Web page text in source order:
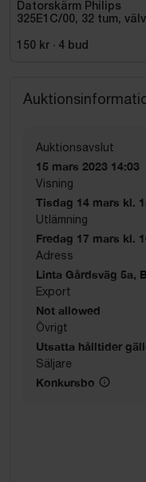
Datorskärm Philips
325E1C/00, 32 tum,
150 kr · 4 bud
Auktionsavslut
15 mars 2023 14:03
Visning
Tisdag 14 mars kl.
Utlämning
Fredag 17 mars kl.
Adress
Linta Gårdsväg 5a,
Export
Not allowed
Övrigt
Utsatta hålltider
Säljare
Konkursbo